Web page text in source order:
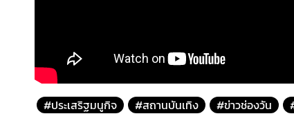
#ประเสริฐมนูกิจ #สถานบันเทิง #ข่าวช่องวัน